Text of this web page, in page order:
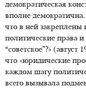
демократическая
вполне демократична.
что в ней закреплены
политические права и
“советское”?»
что «юридические
каждом шагу
всего вызывала